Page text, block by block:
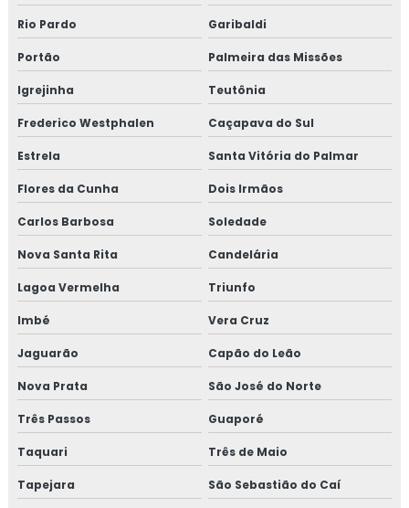
Fogão inox a lenha
Fogão a lenha área gourmet
Fogão a lenha campeiro
Fogão a lenha campeiro com forno
Fogão a lenha campeiro pequeno
Fogão a lenha em inox
Fogão moderno
Fogareiro de acampamento
Fogareiro duplo ferro fundido
Fogareiro de ferro fundido
Fogareiro de metal
Fogareiro de uma boca
Rio Pardo Garibaldi
Portão Palmeira das Missões
Igrejinha Teutônia
Frederico Westphalen Caçapava do Sul
Estrela Santa Vitória do Palmar
Flores da Cunha Dois Irmãos
Carlos Barbosa Soledade
Nova Santa Rita Candelária
Lagoa Vermelha Triunfo
Imbé Vera Cruz
Jaguarão Capão do Leão
Nova Prata São José do Norte
Três Passos Guaporé
Taquari Três de Maio
Tapejara São Sebastião do Caí